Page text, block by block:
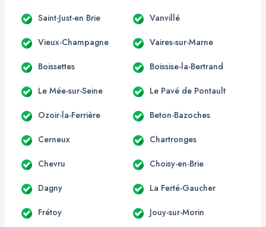
Saint-Just-en Brie Vanvillé
Vieux-Champagne Vaires-sur-Marne
Boissettes Boissise-la-Bertrand
Le Mée-sur-Seine Le Pavé de Pontault
Ozoir-la-Ferrière Beton-Bazoches
Cerneux Chartronges
Chevru Choisy-en-Brie
Dagny La Ferté-Gaucher
Frétoy Jouy-sur-Morin